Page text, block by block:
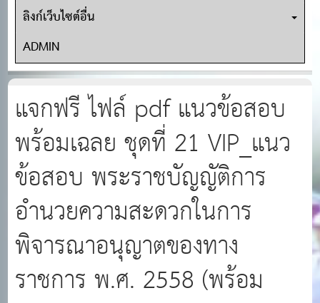
ลิงก์เว็บไซต์อื่น
ADMIN
แจกฟรี ไฟล์ pdf แนวข้อสอบ
พร้อมเฉลย ชุดที่ 21 VIP_แนว
ข้อสอบ พระราชบัญญัติการ
อำนวยความสะดวกในการ
พิจารณาอนุญาตของทาง
ราชการ พ.ศ. 2558 (พร้อม